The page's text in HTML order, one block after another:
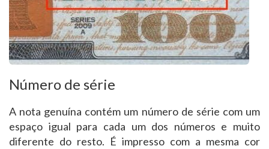
Número de série
A nota genuína contém um número de série com um
espaço igual para cada um dos números e muito
diferente do resto. É impresso com a mesma cor